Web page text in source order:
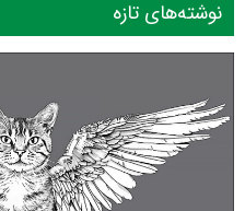
نوشته‌های تازه